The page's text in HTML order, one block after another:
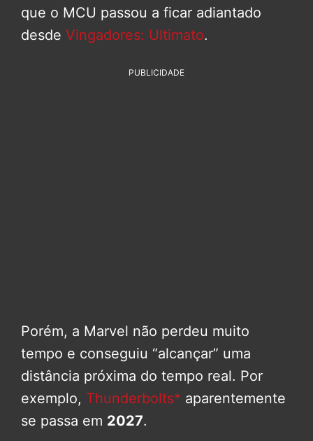
que o MCU passou a ficar adiantado
desde Vingadores: Ultimato.
PUBLICIDADE
Porém, a Marvel não perdeu muito
tempo e conseguiu “alcançar” uma
distância próxima do tempo real. Por
exemplo, Thunderbolts* aparentemente
se passa em 2027.